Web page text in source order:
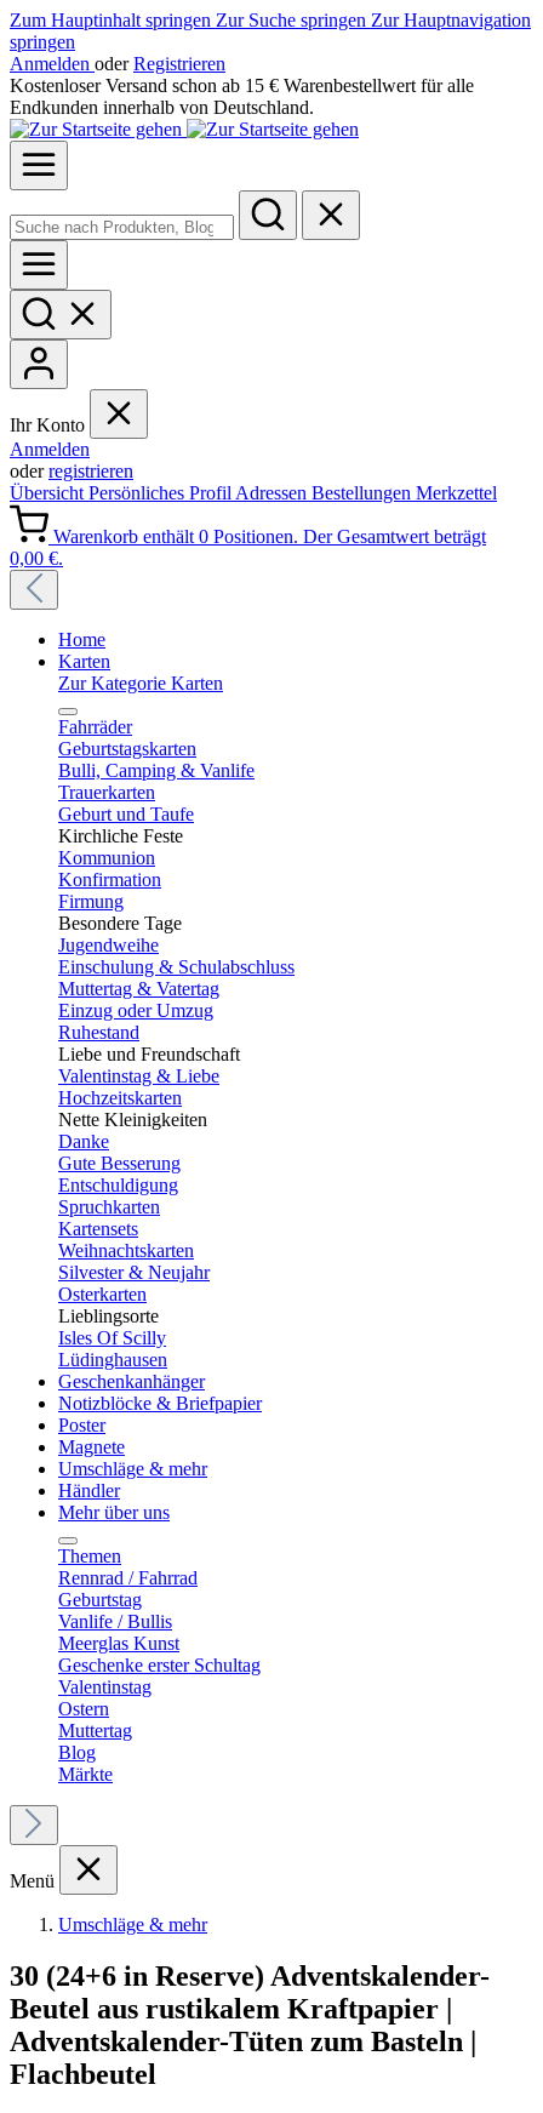
Zum Hauptinhalt springen Zur Suche springen Zur Hauptnavigation
springen
Anmelden oder Registrieren
Kostenloser Versand schon ab 15 € Warenbestellwert für alle
Endkunden innerhalb von Deutschland.
Ihr Konto
Anmelden
oderregistrieren
Übersicht Persönliches Profil Adressen Bestellungen Merkzettel
Warenkorb enthält 0 Positionen. Der Gesamtwert beträgt
0,00 €.
Home
Karten
Zur Kategorie Karten
Fahrräder
Geburtstagskarten
Bulli, Camping & Vanlife
Trauerkarten
Geburt und Taufe
Kirchliche Feste
Kommunion
Konfirmation
Firmung
Besondere Tage
Jugendweihe
Einschulung & Schulabschluss
Muttertag & Vatertag
Einzug oder Umzug
Ruhestand
Liebe und Freundschaft
Valentinstag & Liebe
Hochzeitskarten
Nette Kleinigkeiten
Danke
Gute Besserung
Entschuldigung
Spruchkarten
Kartensets
Weihnachtskarten
Silvester & Neujahr
Osterkarten
Lieblingsorte
Isles Of Scilly
Lüdinghausen
Geschenkanhänger
Notizblöcke & Briefpapier
Poster
Magnete
Umschläge & mehr
Händler
Mehr über uns
Themen
Rennrad / Fahrrad
Geburtstag
Vanlife / Bullis
Meerglas Kunst
Geschenke erster Schultag
Valentinstag
Ostern
Muttertag
Blog
Märkte
Menü
Umschläge & mehr
30 (24+6 in Reserve) Adventskalender-
Beutel aus rustikalem Kraftpapier |
Adventskalender-Tüten zum Basteln |
Flachbeutel